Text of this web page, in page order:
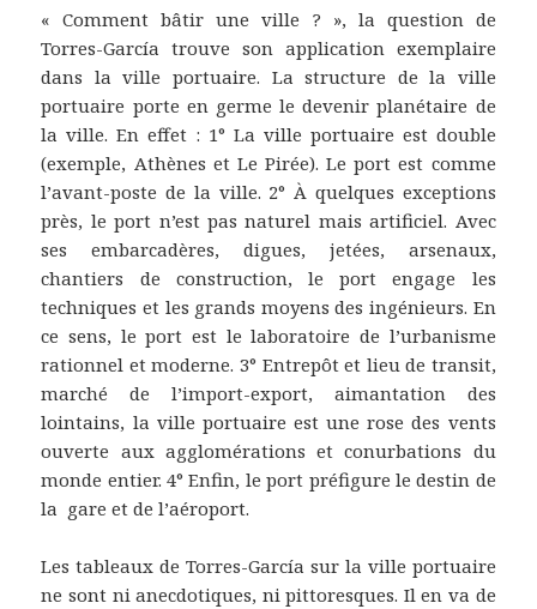
« Comment bâtir une ville ? », la question de
Torres-García trouve son application exemplaire
dans la ville portuaire. La structure de la ville
portuaire porte en germe le devenir planétaire de
la ville. En effet : 1° La ville portuaire est double
(exemple, Athènes et Le Pirée). Le port est comme
l’avant-poste de la ville. 2° À quelques exceptions
près, le port n’est pas naturel mais artificiel. Avec
ses embarcadères, digues, jetées, arsenaux,
chantiers de construction, le port engage les
techniques et les grands moyens des ingénieurs. En
ce sens, le port est le laboratoire de l’urbanisme
rationnel et moderne. 3° Entrepôt et lieu de transit,
marché de l’import-export, aimantation des
lointains, la ville portuaire est une rose des vents
ouverte aux agglomérations et conurbations du
monde entier. 4° Enfin, le port préfigure le destin de
la gare et de l’aéroport.
Les tableaux de Torres-García sur la ville portuaire
ne sont ni anecdotiques, ni pittoresques. Il en va de